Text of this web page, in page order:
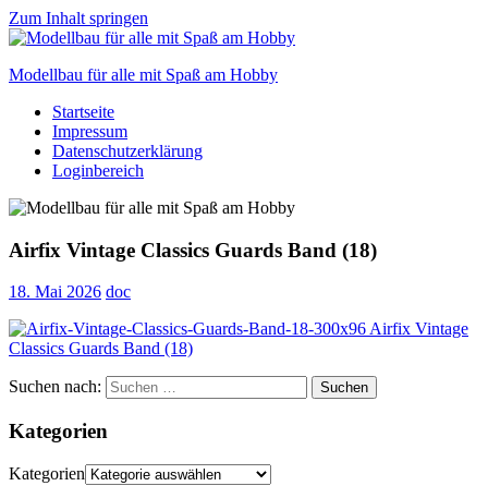
Zum Inhalt springen
Modellbau für alle mit Spaß am Hobby
Scale
modelling
to
Startseite
Impressum
Datenschutzerklärung
Loginbereich
Airfix Vintage Classics Guards Band (18)
18. Mai 2026 doc
Suchen nach: Suchen
Kategorien
Kategorien